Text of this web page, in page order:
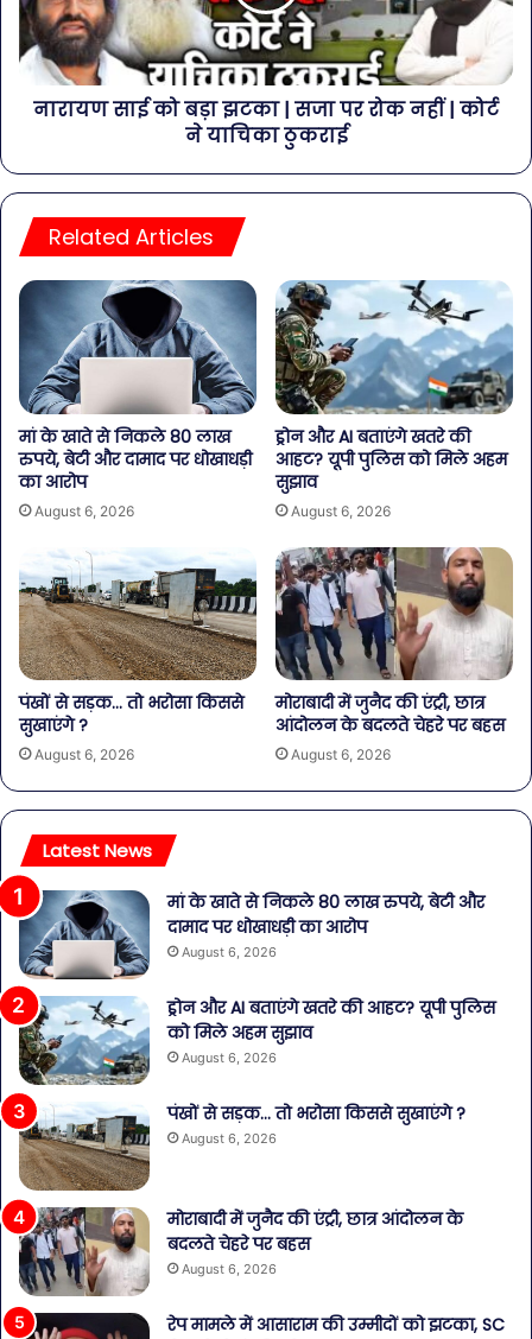
नारायण साई को बड़ा झटका | सजा पर रोक नहीं | कोर्ट
ने याचिका ठुकराई
Related Articles
मां के खाते से निकले 80 लाख
रुपये, बेटी और दामाद पर धोखाधड़ी
का आरोप
August 6, 2026
ड्रोन और AI बताएंगे खतरे की
आहट? यूपी पुलिस को मिले अहम
सुझाव
August 6, 2026
पंखों से सड़क… तो भरोसा किससे
सुखाएंगे ?
August 6, 2026
मोराबादी में जुनैद की एंट्री, छात्र
आंदोलन के बदलते चेहरे पर बहस
August 6, 2026
Latest News
मां के खाते से निकले 80 लाख रुपये, बेटी और
दामाद पर धोखाधड़ी का आरोप
August 6, 2026
ड्रोन और AI बताएंगे खतरे की आहट? यूपी पुलिस
को मिले अहम सुझाव
August 6, 2026
पंखों से सड़क… तो भरोसा किससे सुखाएंगे ?
August 6, 2026
मोराबादी में जुनैद की एंट्री, छात्र आंदोलन के
बदलते चेहरे पर बहस
August 6, 2026
रेप मामले में आसाराम की उम्मीदों को झटका, SC